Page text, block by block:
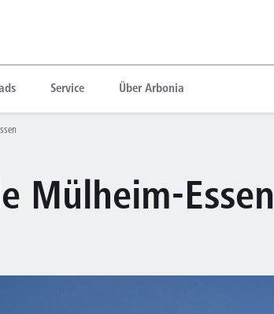
Service Über Arbonia
Mülheim-Essen